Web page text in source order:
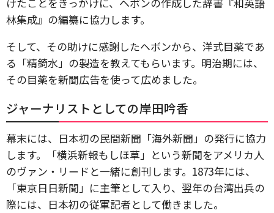
林集成』の編纂に協力します。
そして、その助けに感謝したヘボンから、洋式目薬であ
る「精錡水」の製造を教えてもらいます。明治期には、
その目薬を新聞広告を使って広めました。
ジャーナリストとしての岸田吟香
幕末には、日本初の民間新聞「海外新聞」の発行に協力
します。「横浜新報もしほ草」という新聞をアメリカ人
のヴァン・リードと一緒に創刊します。1873年には、
「東京日日新聞」に主筆として入り、翌年の台湾出兵の
際には、日本初の従軍記者として働きました。